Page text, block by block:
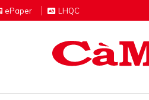
ePaper LHQC